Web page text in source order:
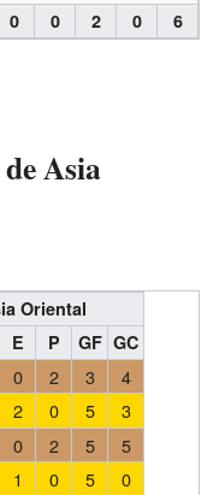
0 0 2 0 6
Asia
Oriental
E P GF GC
0 2 3
4
2 0 5
3
0 2 5
5
1 0 5
0